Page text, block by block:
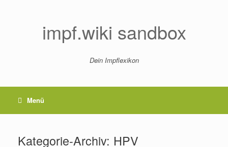
impf.wiki sandbox
Dein Impflexikon
Menü
Kategorie-Archiv: HPV